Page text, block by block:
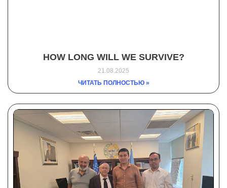
HOW LONG WILL WE SURVIVE?
21.08.2025
ЧИТАТЬ ПОЛНОСТЬЮ »